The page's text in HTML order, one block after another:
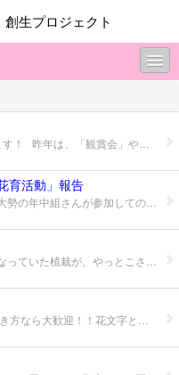
生プロジェクト
育活動」報告